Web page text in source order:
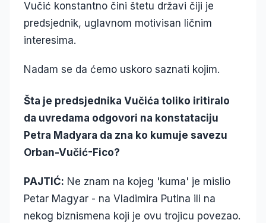
Vučić konstantno čini štetu državi čiji je
predsjednik, uglavnom motivisan ličnim
interesima.
Nadam se da ćemo uskoro saznati kojim.
Šta je predsjednika Vučića toliko iritiralo
da uvredama odgovori na konstataciju
Petra Madyara da zna ko kumuje savezu
Orban-Vučić-Fico?
PAJTIĆ: Ne znam na kojeg 'kuma' je mislio
Petar Magyar - na Vladimira Putina ili na
nekog biznismena koji je ovu trojicu povezao.